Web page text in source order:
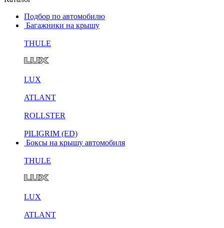
Подбор по автомобилю
Багажники на крышу
THULE
LUX
ATLANT
ROLLSTER
PILIGRIM (ED)
Боксы на крышу автомобиля
THULE
LUX
ATLANT